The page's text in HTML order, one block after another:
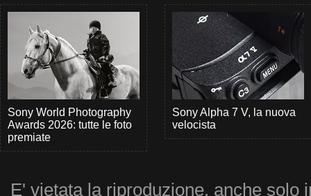
Sony World Photography
Awards 2026: tutte le foto
premiate
Sony Alpha 7 V, la nuova
velocista
E' vietata la riproduzione, anche solo